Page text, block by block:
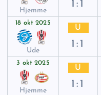
Hjemme
1:1
18 okt 2025
Ude
U
1:1
3 okt 2025
Hjemme
U
1:1